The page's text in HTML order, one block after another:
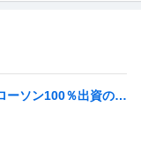
ーソン100％出資の安